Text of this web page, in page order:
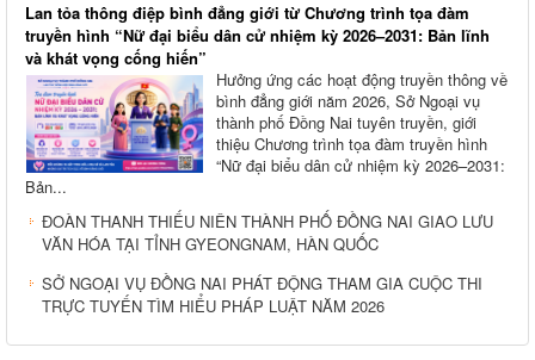
Lan tỏa thông điệp bình đẳng giới từ Chương trình tọa đàm
truyền hình “Nữ đại biểu dân cử nhiệm kỳ 2026–2031: Bản lĩnh
và khát vọng cống hiến”
Hưởng ứng các hoạt động truyền thông về
bình đẳng giới năm 2026, Sở Ngoại vụ
thành phố Đồng Nai tuyên truyền, giới
thiệu Chương trình tọa đàm truyền hình
“Nữ đại biểu dân cử nhiệm kỳ 2026–2031:
Bản...
ĐOÀN THANH THIẾU NIÊN THÀNH PHỐ ĐỒNG NAI GIAO LƯU
VĂN HÓA TẠI TỈNH GYEONGNAM, HÀN QUỐC
SỞ NGOẠI VỤ ĐỒNG NAI PHÁT ĐỘNG THAM GIA CUỘC THI
TRỰC TUYẾN TÌM HIỂU PHÁP LUẬT NĂM 2026